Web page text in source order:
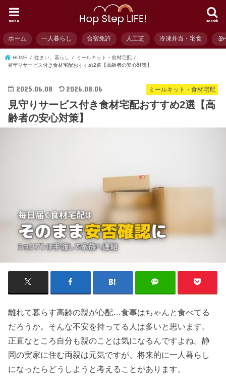
search
menu
ホーム 一人暮らし 合宿免許 人工芝 冷凍弁当・宅食 ミ
HOME 住まい、暮らし
ミールキット・食材宅配
見守りサービス付き食材宅配おすすめ2選【高齢者の安心対策】
ミールキット・食材宅配
2025.06.08 2026.08.06
見守りサービス付き食材宅配おすすめ2選【高
齢者の安心対策】
離れて暮らす高齢の親が心配…食事はちゃんと食べてる
だろうか。そんな不安を持ってる人は多いと思います。
正直なところ自分も親のことは気になるんですよね。静
岡の実家に住む両親は元気ですが、将来的に一人暮らし
になったらどうしようと考えることがあります。